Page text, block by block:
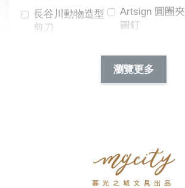
長谷川動物造型
剪刀
Artsign 圓圈夾
圖釘
NT$ 19.00
NT$ 66.00
瀏覽更多